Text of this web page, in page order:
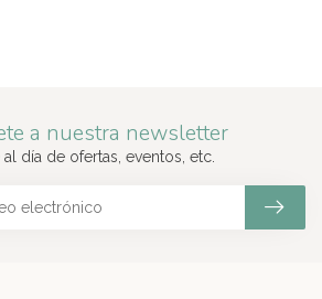
a nuestra newsletter
al día de ofertas, eventos, etc.